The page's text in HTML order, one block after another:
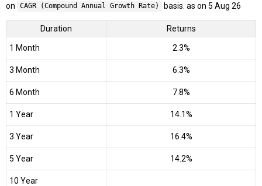
on
CAGR (Compound Annual Growth Rate) basis. as on 5 Aug 26
Duration Returns
1 Month 2.3%
3 Month 6.3%
6 Month 7.8%
1 Year 14.1%
3 Year 16.4%
5 Year 14.2%
10 Year